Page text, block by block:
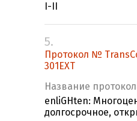
I-II
5.
Протокол №
301EXT
Название
enliGHten:
долгосрочное,